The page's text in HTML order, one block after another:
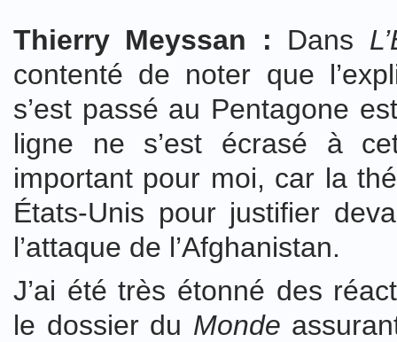
Thierry Meyssan : Dans
contenté de noter que
s’est passé au Pentagone
ligne ne s’est écrasé à
important pour moi, car la
États-Unis pour justifier
l’attaque de l’Afghanistan.
J’ai été très étonné des
le dossier du Monde